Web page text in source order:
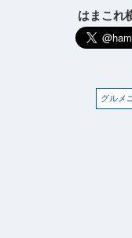
はまこれ
グルメ